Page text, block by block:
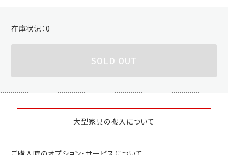
在庫状況：0
SOLD OUT
大型家具の搬入について